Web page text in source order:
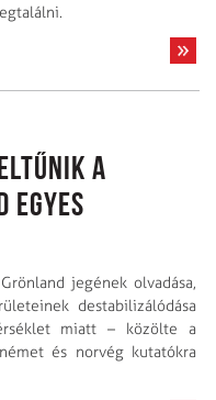
a
egyes
jegének olvadása,
destabilizálódása
miatt – közölte a
és norvég kutatókra